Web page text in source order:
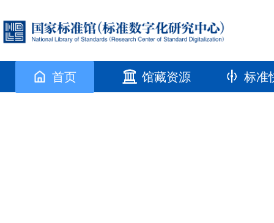
首页 馆藏资源 标准